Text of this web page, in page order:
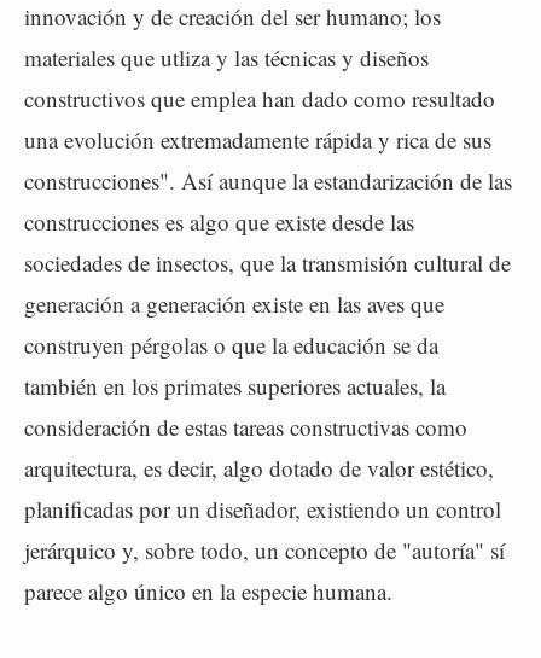
innovación y de creación del ser humano; los
materiales que utliza y las técnicas y diseños
constructivos que emplea han dado como resultado
una evolución extremadamente rápida y rica de sus
construcciones". Así aunque la estandarización de las
construcciones es algo que existe desde las
sociedades de insectos, que la transmisión cultural de
generación a generación existe en las aves que
construyen pérgolas o que la educación se da
también en los primates superiores actuales, la
consideración de estas tareas constructivas como
arquitectura, es decir, algo dotado de valor estético,
planificadas por un diseñador, existiendo un control
jerárquico y, sobre todo, un concepto de "autoría" sí
parece algo único en la especie humana.